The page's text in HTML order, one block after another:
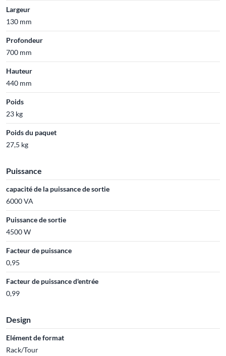
Largeur
130 mm
Profondeur
700 mm
Hauteur
440 mm
Poids
23 kg
Poids du paquet
27,5 kg
Puissance
capacité de la puissance de sortie
6000 VA
Puissance de sortie
4500 W
Facteur de puissance
0,95
Facteur de puissance d'entrée
0,99
Design
Elément de format
Rack/Tour